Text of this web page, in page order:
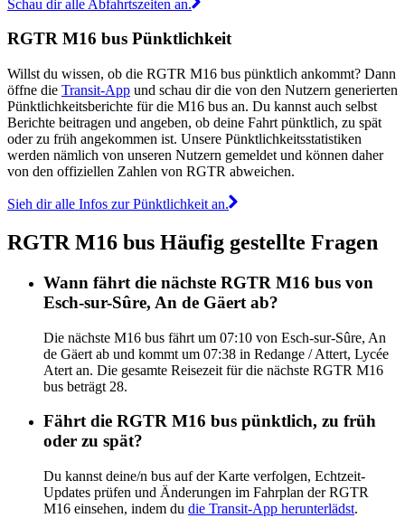
Schau dir alle Abfahrtszeiten an.
RGTR M16 bus Pünktlichkeit
Willst du wissen, ob die RGTR M16 bus pünktlich ankommt? Dann
öffne die Transit-App und schau dir die von den Nutzern generierten
Pünktlichkeitsberichte für die M16 bus an. Du kannst auch selbst
Berichte beitragen und angeben, ob deine Fahrt pünktlich, zu spät
oder zu früh angekommen ist. Unsere Pünktlichkeitsstatistiken
werden nämlich von unseren Nutzern gemeldet und können daher
von den offiziellen Zahlen von RGTR abweichen.
Sieh dir alle Infos zur Pünktlichkeit an.
RGTR M16 bus Häufig gestellte Fragen
Wann fährt die nächste RGTR M16 bus von
Esch-sur-Sûre, An de Gäert ab?
Die nächste M16 bus fährt um 07:10 von Esch-sur-Sûre, An
de Gäert ab und kommt um 07:38 in Redange / Attert, Lycée
Atert an. Die gesamte Reisezeit für die nächste RGTR M16
bus beträgt 28.
Fährt die RGTR M16 bus pünktlich, zu früh
oder zu spät?
Du kannst deine/n bus auf der Karte verfolgen, Echtzeit-
Updates prüfen und Änderungen im Fahrplan der RGTR
M16 einsehen, indem du die Transit-App herunterlädst.